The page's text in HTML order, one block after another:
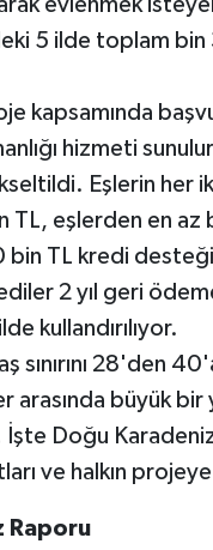
evlenmek
5 ilde toplam
kapsamında
hizmeti
Eşlerin her
TL, eşlerden en az
TL kredi
2 yıl geri
kullandırılıyor.
sınırını 28'den
arasında büyük bir
Doğu
ve halkın
Raporu